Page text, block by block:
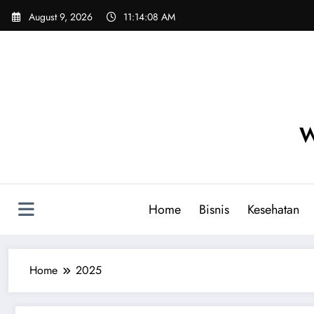
Skip
August 9, 2026 11:14:09 AM
Home Bisnis Kesehatan
Home 2025